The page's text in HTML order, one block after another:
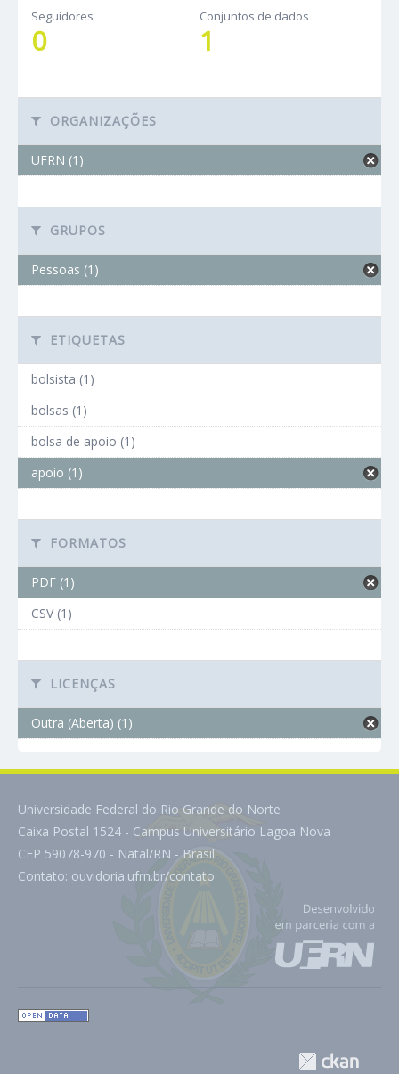
Seguidores
0
Conjuntos de dados
1
ORGANIZAÇÕES
UFRN (1)
GRUPOS
Pessoas (1)
ETIQUETAS
bolsista (1)
bolsas (1)
bolsa de apoio (1)
apoio (1)
FORMATOS
PDF (1)
CSV (1)
LICENÇAS
Outra (Aberta) (1)
Universidade Federal do Rio Grande do Norte
Caixa Postal 1524 - Campus Universitário Lagoa Nova
CEP 59078-970 - Natal/RN - Brasil
Contato: ouvidoria.ufrn.br/contato